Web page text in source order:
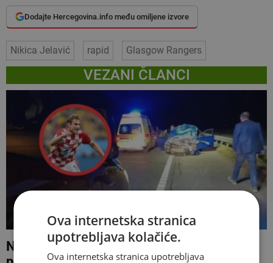
Dodajte Hercegovina.info među omiljene izvore
Nikica Jelavić rapid Glasgow Rangers
VEZANI ČLANCI
Nikica Jelavić za dlaku izbjegao tešku
Ova internetska stranica
upotrebljava kolačiće.
Ova internetska stranica upotrebljava